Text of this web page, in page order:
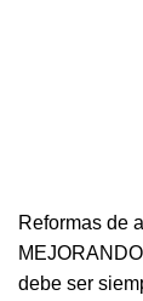
Reformas de
debe ser